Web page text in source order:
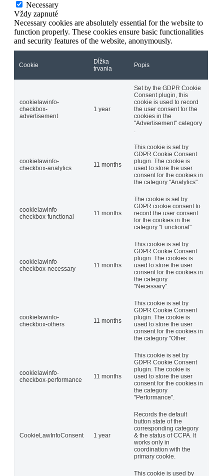
Necessary
Vždy zapnuté
Necessary cookies are absolutely essential for the website to
function properly. These cookies ensure basic functionalities
and security features of the website, anonymously.
Cookie
Dĺžka
trvania
Popis
cookielawinfo-
checkbox-
advertisement
1 year
Set by the GDPR Cookie
Consent plugin, this
cookie is used to record
the user consent for the
cookies in the
"Advertisement" category
.
cookielawinfo-
checkbox-analytics
11 months
This cookie is set by
GDPR Cookie Consent
plugin. The cookie is
used to store the user
consent for the cookies in
the category "Analytics".
cookielawinfo-
checkbox-functional
11 months
The cookie is set by
GDPR cookie consent to
record the user consent
for the cookies in the
category "Functional".
cookielawinfo-
checkbox-necessary
11 months
This cookie is set by
GDPR Cookie Consent
plugin. The cookies is
used to store the user
consent for the cookies in
the category
"Necessary".
cookielawinfo-
checkbox-others
11 months
This cookie is set by
GDPR Cookie Consent
plugin. The cookie is
used to store the user
consent for the cookies in
the category "Other.
cookielawinfo-
checkbox-performance
11 months
This cookie is set by
GDPR Cookie Consent
plugin. The cookie is
used to store the user
consent for the cookies in
the category
"Performance".
CookieLawInfoConsent 1 year
Records the default
button state of the
corresponding category
& the status of CCPA. It
works only in
coordination with the
primary cookie.
This cookie is used by